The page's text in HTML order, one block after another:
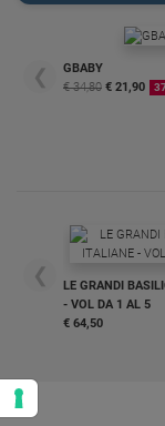
Redazione
❮
GBABY
€ 34,80 € 21,90
❮
LE GRANDI
- VOL DA 1 AL 5
€ 64,50